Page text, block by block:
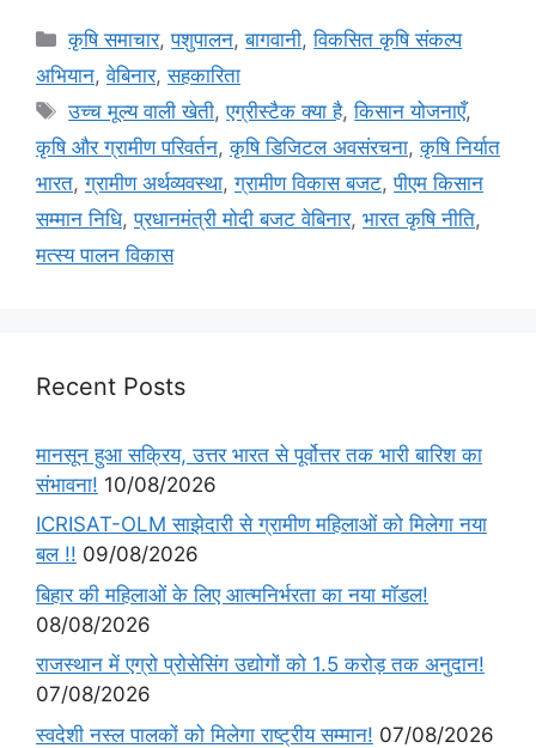
कृषि समाचार,पशुपालन,बागवानी,विकसित कृषि संकल्प
अभियान,वेबिनार,सहकारिता
उच्च मूल्य वाली खेती,एग्रीस्टैक क्या है,किसान योजनाएँ,
कृषि और ग्रामीण परिवर्तन,कृषि डिजिटल अवसंरचना,कृषि निर्यात
भारत,ग्रामीण अर्थव्यवस्था,ग्रामीण विकास बजट,पीएम किसान
सम्मान निधि,प्रधानमंत्री मोदी बजट वेबिनार, भारत कृषि नीति,
मत्स्य पालन विकास
Recent Posts
मानसून हुआ सक्रिय, उत्तर भारत से पूर्वोत्तर तक भारी बारिश का
संभावना! 10/08/2026
ICRISAT-OLM साझेदारी से ग्रामीण महिलाओं को मिलेगा नया
बल !! 09/08/2026
बिहार की महिलाओं के लिए आत्मनिर्भरता का नया मॉडल!
08/08/2026
राजस्थान में एग्रो प्रोसेसिंग उद्योगों को 1.5 करोड़ तक अनुदान!
07/08/2026
स्वदेशी नस्ल पालकों को मिलेगा राष्ट्रीय सम्मान! 07/08/2026